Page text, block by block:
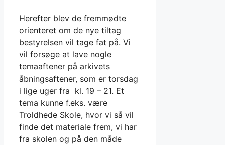
Herefter blev de fremmødte
orienteret om de nye tiltag
bestyrelsen vil tage fat på. Vi
vil forsøge at lave nogle
temaaftener på arkivets
åbningsaftener, som er torsdag
i lige uger fra kl. 19 – 21. Et
tema kunne f.eks. være
Troldhede Skole, hvor vi så vil
finde det materiale frem, vi har
fra skolen og på den måde